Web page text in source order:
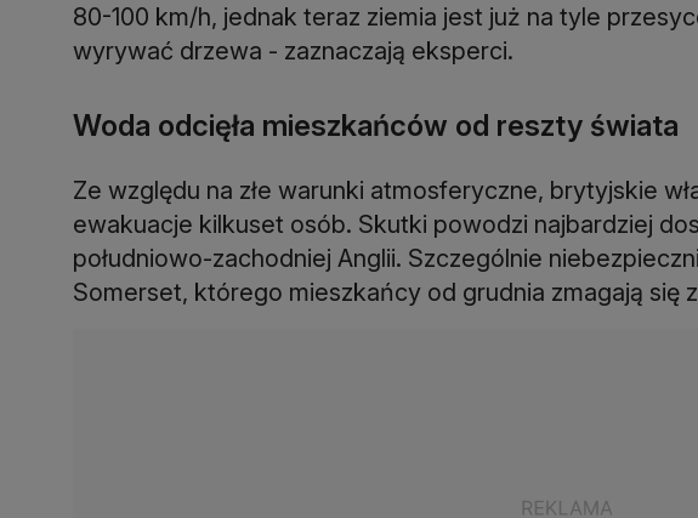
80-100 km/h, jednak teraz ziemia jest już na tyle
wyrywać drzewa - zaznaczają eksperci.
Woda odcięła mieszkańców od reszty świata
Ze względu na złe warunki atmosferyczne, brytyjskie
ewakuacje kilkuset osób. Skutki powodzi najbardziej
południowo-zachodniej Anglii. Szczególnie
Somerset, którego mieszkańcy od grudnia zmagają się